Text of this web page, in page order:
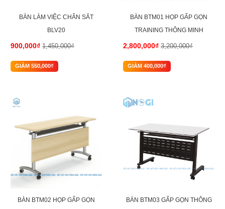
BÀN LÀM VIỆC CHÂN SẮT
BLV20
900,000₫ 1,450,000₫
GIẢM 550,000₫
BÀN BTM01 HỌP GẤP GỌN
TRAINING THÔNG MINH
2,800,000₫ 3,200,000₫
GIẢM 400,000₫
-15%
BÀN BTM02 HỌP GẤP GỌN
-14%
BÀN BTM03 GẤP GỌN THÔNG